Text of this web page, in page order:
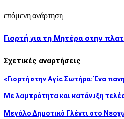
επόμενη ανάρτηση
Γιορτή για τη Μητέρα στην
Σχετικές αναρτήσεις
«Γιορτή στην Αγία Σωτήρα: Ένα
Με λαμπρότητα και κατάνυξη
Μεγάλο Δημοτικό Γλέντι στο